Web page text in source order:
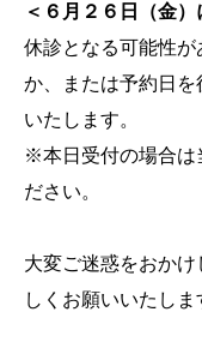
＜６月２６日（金
休診となる可能性
か、または予約日
いたします。
※本日受付の場合は
ださい。
大変ご迷惑をおか
しくお願いいたしま